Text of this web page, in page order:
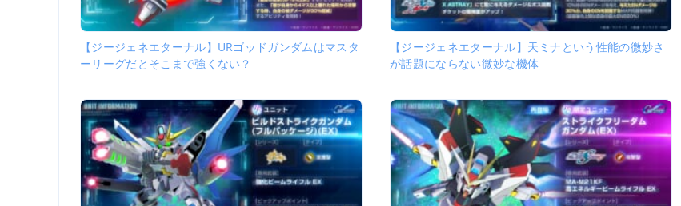
【ジージェネエターナル】URゴッドガンダムはマスタ
ーリーグだとそこまで強くない？
【ジージェネエターナル】天ミナという性能の微妙さ
が話題にならない微妙な機体